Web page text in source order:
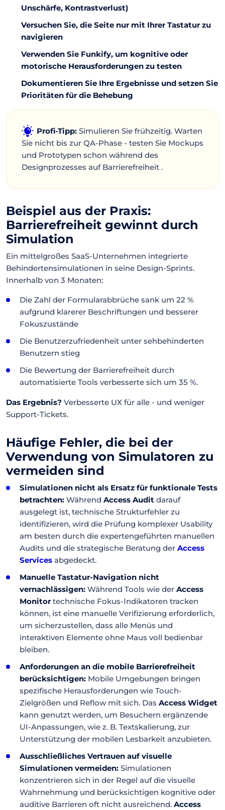
Unschärfe, Kontrastverlust)
Versuchen Sie, die Seite nur mit Ihrer Tastatur zu
navigieren
Verwenden Sie Funkify, um kognitive oder
motorische Herausforderungen zu testen
Dokumentieren Sie Ihre Ergebnisse und setzen Sie
Prioritäten für die Behebung
Profi-Tipp: Simulieren Sie frühzeitig. Warten
Sie nicht bis zur QA-Phase - testen Sie Mockups
und Prototypen schon während des
Designprozesses auf Barrierefreiheit .
Beispiel aus der Praxis:
Barrierefreiheit gewinnt durch
Simulation
Ein mittelgroßes SaaS-Unternehmen integrierte
Behindertensimulationen in seine Design-Sprints.
Innerhalb von 3 Monaten:
Die Zahl der Formularabbrüche sank um 22 %
aufgrund klarerer Beschriftungen und besserer
Fokuszustände
Die Benutzerzufriedenheit unter sehbehinderten
Benutzern stieg
Die Bewertung der Barrierefreiheit durch
automatisierte Tools verbesserte sich um 35 %.
Das Ergebnis? Verbesserte UX für alle - und weniger
Support-Tickets.
Häufige Fehler, die bei der
Verwendung von Simulatoren zu
vermeiden sind
Simulationen nicht als Ersatz für funktionale Tests
betrachten: Während Access Audit darauf
ausgelegt ist, technische Strukturfehler zu
identifizieren, wird die Prüfung komplexer Usability
am besten durch die expertengeführten manuellen
Audits und die strategische Beratung der Access
Services abgedeckt.
Manuelle Tastatur-Navigation nicht
vernachlässigen: Während Tools wie der Access
Monitortechnische Fokus-Indikatoren tracken
können, ist eine manuelle Verifizierung erforderlich,
um sicherzustellen, dass alle Menüs und
interaktiven Elemente ohne Maus voll bedienbar
bleiben.
Anforderungen an die mobile Barrierefreiheit
berücksichtigen: Mobile Umgebungen bringen
spezifische Herausforderungen wie Touch-
Zielgrößen und Reflow mit sich. Das Access Widget
kann genutzt werden, um Besuchern ergänzende
UI-Anpassungen, wie z. B. Textskalierung, zur
Unterstützung der mobilen Lesbarkeit anzubieten.
Ausschließliches Vertrauen auf visuelle
Simulationen vermeiden: Simulationen
konzentrieren sich in der Regel auf die visuelle
Wahrnehmung und berücksichtigen kognitive oder
auditive Barrieren oft nicht ausreichend. Access